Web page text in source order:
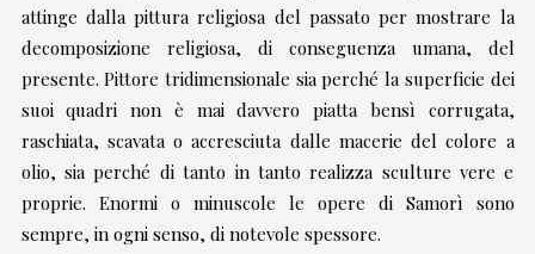
attinge dalla pittura religiosa del passato per mostrare la
decomposizione religiosa, di conseguenza umana, del
presente. Pittore tridimensionale sia perché la superficie dei
suoi quadri non è mai davvero piatta bensì corrugata,
raschiata, scavata o accresciuta dalle macerie del colore a
olio, sia perché di tanto in tanto realizza sculture vere e
proprie. Enormi o minuscole le opere di Samorì sono
sempre, in ogni senso, di notevole spessore.